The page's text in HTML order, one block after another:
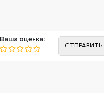
Ваша оценка: